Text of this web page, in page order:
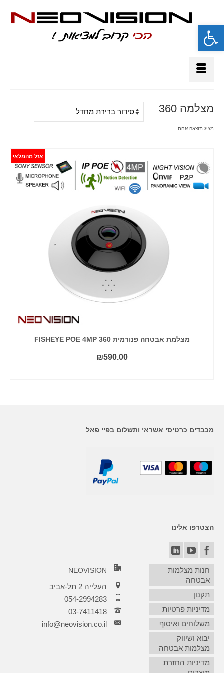
פתח סרגל נגישות
מצלמה 360
מציג תוצאה אחת
אזל מהמלאי
מצלמת אבטחה פנורמית 360 FISHEYE POE 4MP
₪590.00
מכבדים כרטיסי אשראי ותשלום בפיי פאל
הצטרפו אלינו
חנות מצלמות
אבטחה
תקנון
מדיניות פרטיות
משלוחים ואיסוף
יבוא ושיווק
מצלמות אבטחה
מדיניות החזרת
NEOVISION
העלייה 2 תל-אביב
054-2994283
03-7411418‏
info@neovision.co.il